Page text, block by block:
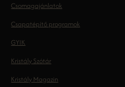
Csomagajánlatok
Csapatépítő programok
GYIK
Kristály Szótár
Kristály Magazin